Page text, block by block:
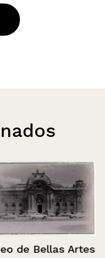
de Bellas Artes